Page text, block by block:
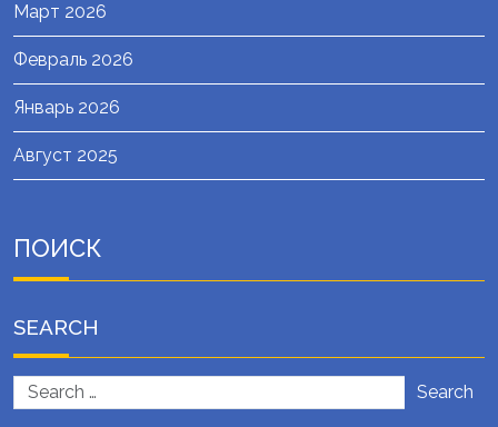
Март 2026
Февраль 2026
Январь 2026
Август 2025
ПОИСК
SEARCH
Search